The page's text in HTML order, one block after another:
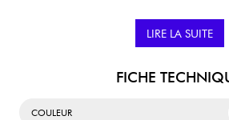
LIRE LA SUITE
FICHE
COULEUR